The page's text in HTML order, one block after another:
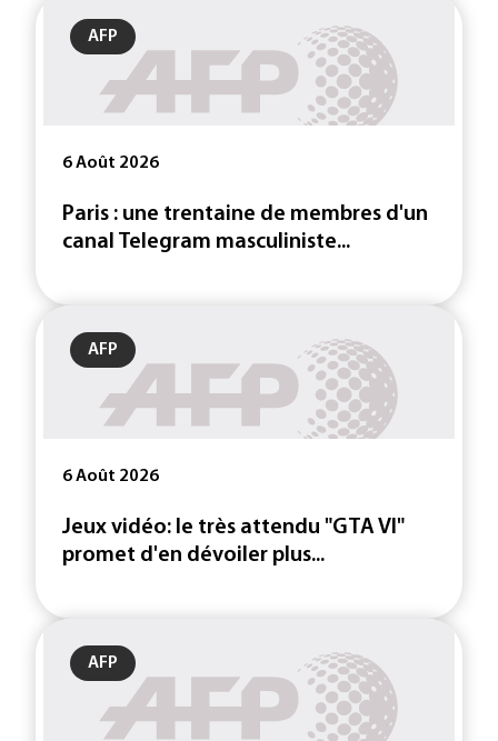
AFP
6 Août 2026
Paris : une trentaine de membres d'un
canal Telegram masculiniste...
AFP
6 Août 2026
Jeux vidéo: le très attendu "GTA VI"
promet d'en dévoiler plus...
AFP